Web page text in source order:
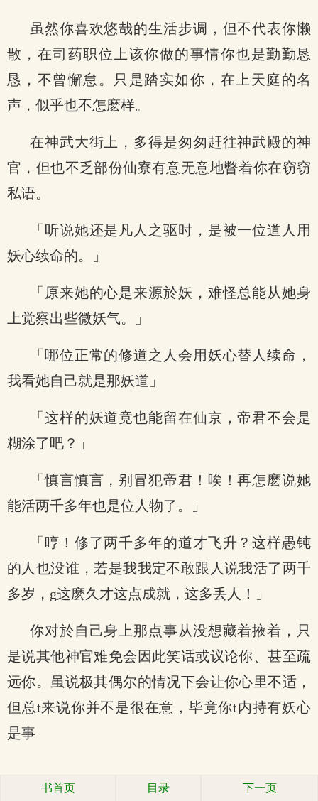
虽然你喜欢悠哉的生活步调，但不代表你懒
散，在司药职位上该你做的事情你也是勤勤恳
恳，不曾懈怠。只是踏实如你，在上天庭的名
声，似乎也不怎麽样。
在神武大街上，多得是匆匆赶往神武殿的神
官，但也不乏部份仙寮有意无意地瞥着你在窃窃
私语。
「听说她还是凡人之驱时，是被一位道人用
妖心续命的。」
「原来她的心是来源於妖，难怪总能从她身
上觉察出些微妖气。」
「哪位正常的修道之人会用妖心替人续命，
我看她自己就是那妖道」
「这样的妖道竟也能留在仙京，帝君不会是
糊涂了吧？」
「慎言慎言，别冒犯帝君！唉！再怎麽说她
能活两千多年也是位人物了。」
「哼！修了两千多年的道才飞升？这样愚钝
的人也没谁，若是我我定不敢跟人说我活了两千
多岁，g这麽久才这点成就，这多丢人！」
你对於自己身上那点事从没想藏着掖着，只
是说其他神官难免会因此笑话或议论你、甚至疏
远你。虽说极其偶尔的情况下会让你心里不适，
但总t来说你并不是很在意，毕竟你t内持有妖心
是事
书首页 目录 下一页